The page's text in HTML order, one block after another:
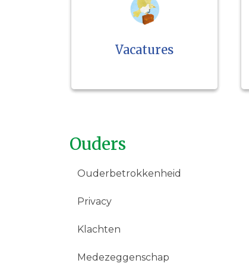
Vacatures
Ouders
Ouderbetrokkenheid
Privacy
Klachten
Medezeggenschap